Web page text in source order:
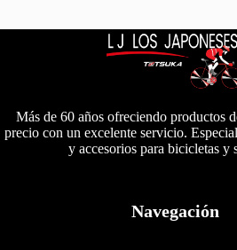
Más de 60 años ofreciendo productos
precio con un excelente servicio.
y accesorios para bicicletas y
Navegación